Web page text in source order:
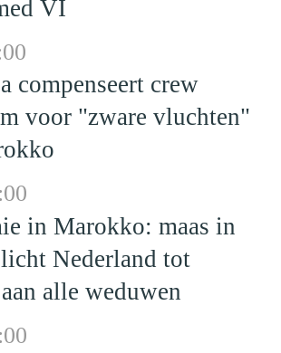
VI
compenseert crew
voor "zware vluchten"
in Marokko: maas in
Nederland tot
alle weduwen